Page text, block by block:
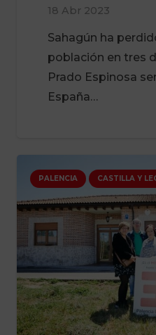
18 Abr 2023
Sahagún ha
población en tres
Prado Espinosa
España…
PALENCIA CASTILLA Y